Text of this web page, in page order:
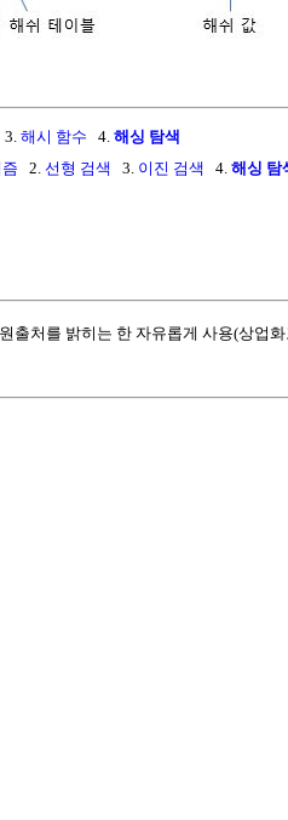
3. 해시 함수 4. 해싱 탐색
2. 선형 검색 3. 이진 검색 4. 해싱 탐
출처를 밝히는 한 자유롭게 사용(상업